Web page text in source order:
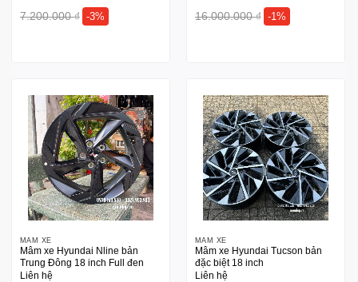
7.200.000₫ -3% 16.000.000₫ -1%
MÂM XE
Mâm xe Hyundai Nline bản
Trung Đông 18 inch Full đen
Liên hệ
MÂM XE
Mâm xe Hyundai Tucson bản
đặc biệt 18 inch
Liên hệ